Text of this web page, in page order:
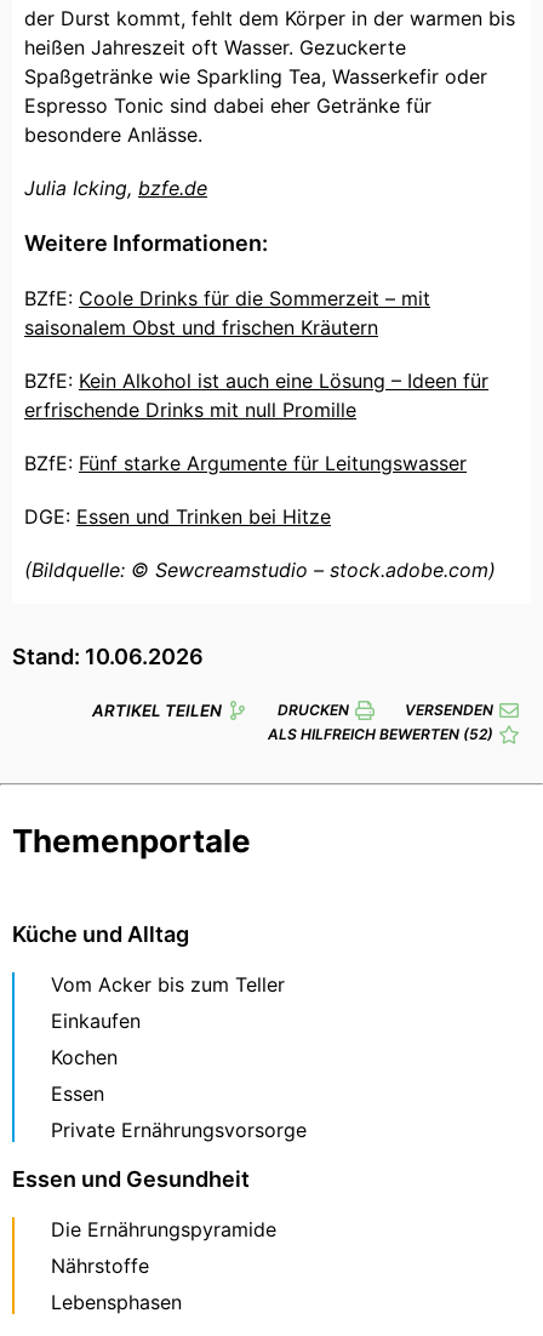
der Durst kommt, fehlt dem Körper in der warmen bis
heißen Jahreszeit oft Wasser. Gezuckerte
Spaßgetränke wie Sparkling Tea, Wasserkefir oder
Espresso Tonic sind dabei eher Getränke für
besondere Anlässe.
Julia Icking, bzfe.de
Weitere Informationen:
BZfE: Coole Drinks für die Sommerzeit – mit
saisonalem Obst und frischen Kräutern
BZfE: Kein Alkohol ist auch eine Lösung – Ideen für
erfrischende Drinks mit null Promille
BZfE: Fünf starke Argumente für Leitungswasser
DGE: Essen und Trinken bei Hitze
(Bildquelle: © Sewcreamstudio – stock.adobe.com)
Stand: 10.06.2026
ARTIKEL TEILEN DRUCKEN
VERSENDEN
ALS HILFREICH BEWERTEN (52)
Themenportale
Küche und Alltag
Vom Acker bis zum Teller
Einkaufen
Kochen
Essen
Private Ernährungsvorsorge
Essen und Gesundheit
Die Ernährungspyramide
Nährstoffe
Lebensphasen